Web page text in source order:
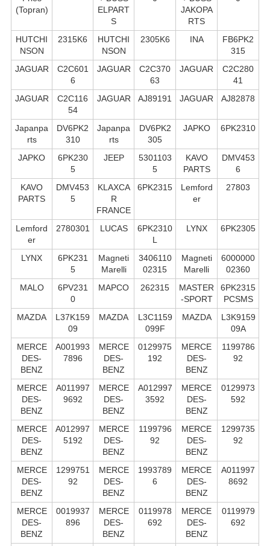
(Topran)
ELPART
S
JAKOPA
RTS
HUTCHI
NSON
2315K6
HUTCHI
NSON
2305K6 INA
FB6PK2
315
JAGUAR
C2C601
6
JAGUAR
C2C370
63
JAGUAR
C2C280
41
JAGUAR
C2C116
54
JAGUAR AJ89191 JAGUAR AJ82878
Japanpa
rts
DV6PK2
310
Japanpa
rts
DV6PK2
305
JAPKO 6PK2310
JAPKO
6PK230
5
JEEP
5301103
5
KAVO
PARTS
DMV453
6
KAVO
PARTS
DMV453
5
KLAXCA
R
FRANCE
6PK2315
Lemford
er
27803
Lemford
er
2780301 LUCAS
6PK2310
L
LYNX 6PK2305
LYNX
6PK231
5
Magneti
Marelli
3406110
02315
Magneti
Marelli
6000000
02360
MALO
6PV231
0
MAPCO 262315
MASTER
-SPORT
6PK2315
PCSMS
MAZDA
L37K159
09
MAZDA
L3C1159
099F
MAZDA
L3K9159
09A
MERCE
DES-
BENZ
A001993
7896
MERCE
DES-
BENZ
0129975
192
MERCE
DES-
BENZ
1199786
92
MERCE
DES-
BENZ
A011997
9692
MERCE
DES-
BENZ
A012997
3592
MERCE
DES-
BENZ
0129973
592
MERCE
DES-
BENZ
A012997
5192
MERCE
DES-
BENZ
1199796
92
MERCE
DES-
BENZ
1299735
92
MERCE
DES-
BENZ
1299751
92
MERCE
DES-
BENZ
1993789
6
MERCE
DES-
BENZ
A011997
8692
MERCE
DES-
BENZ
0019937
896
MERCE
DES-
BENZ
0119978
692
MERCE
DES-
BENZ
0119979
692